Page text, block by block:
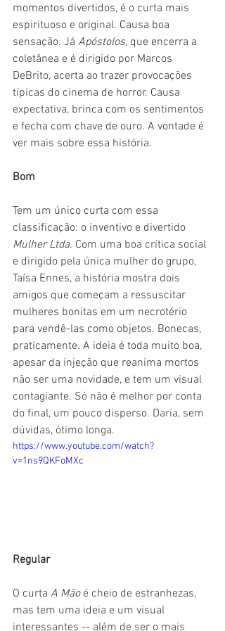
momentos divertidos, é o curta mais
espirituoso e original. Causa boa
sensação. Já Apóstolos, que encerra a
coletânea e é dirigido por Marcos
DeBrito, acerta ao trazer provocações
típicas do cinema de horror. Causa
expectativa, brinca com os sentimentos
e fecha com chave de ouro. A vontade é
ver mais sobre essa história.
Bom
Tem um único curta com essa
classificação: o inventivo e divertido
Mulher Ltda. Com uma boa crítica social
e dirigido pela única mulher do grupo,
Taísa Ennes, a história mostra dois
amigos que começam a ressuscitar
mulheres bonitas em um necrotério
para vendê-las como objetos. Bonecas,
praticamente. A ideia é toda muito boa,
apesar da injeção que reanima mortos
não ser uma novidade, e tem um visual
contagiante. Só não é melhor por conta
do final, um pouco disperso. Daria, sem
dúvidas, ótimo longa.
https://www.youtube.com/watch?
v=1ns9QKFoMXc
Regular
O curta A Mão é cheio de estranhezas,
mas tem uma ideia e um visual
interessantes -- além de ser o mais